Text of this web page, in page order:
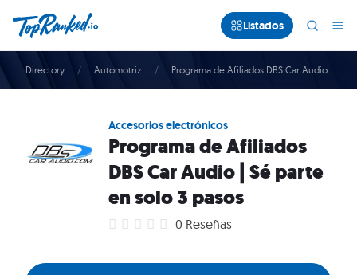
Listados
Directory Automotriz Programa de Afiliados DBS Car Audio
Accesorios electrónicos
Programa de Afiliados
DBS Car Audio | Sé parte
en solo 3 pasos
0 Reseñas